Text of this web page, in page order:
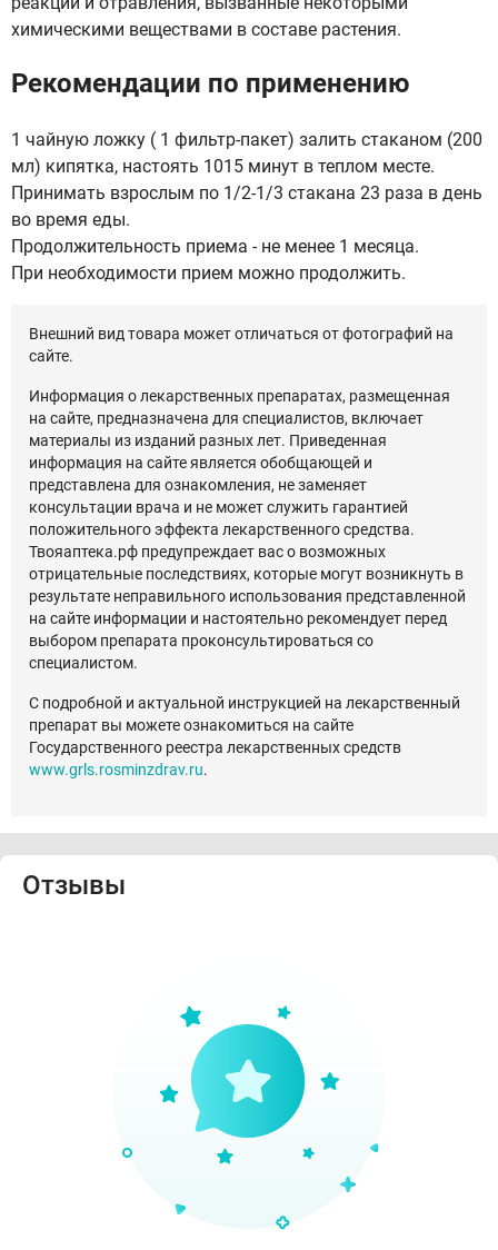
химическими веществами в составе растения.
Рекомендации по применению
1 чайную ложку ( 1 фильтр-пакет) залить стаканом (200
мл) кипятка, настоять 1015 минут в теплом месте.
Принимать взрослым по 1/2-1/3 стакана 23 раза в день
во время еды.
Продолжительность приема - не менее 1 месяца.
При необходимости прием можно продолжить.
Внешний вид товара может отличаться от фотографий на
сайте.
Информация о лекарственных препаратах, размещенная
на сайте, предназначена для специалистов, включает
материалы из изданий разных лет. Приведенная
информация на сайте является обобщающей и
представлена для ознакомления, не заменяет
консультации врача и не может служить гарантией
положительного эффекта лекарственного средства.
Твояаптека.рф предупреждает вас о возможных
отрицательные последствиях, которые могут возникнуть в
результате неправильного использования представленной
на сайте информации и настоятельно рекомендует перед
выбором препарата проконсультироваться со
специалистом.
С подробной и актуальной инструкцией на лекарственный
препарат вы можете ознакомиться на сайте
Государственного реестра лекарственных средств
www.grls.rosminzdrav.ru.
Отзывы